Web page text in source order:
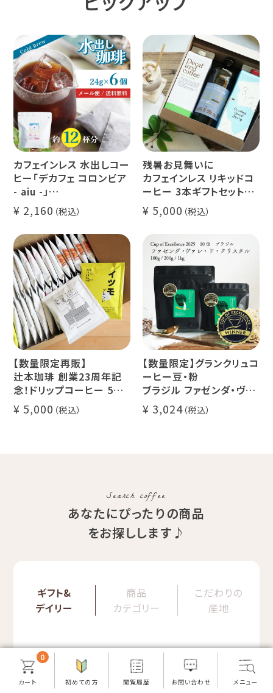
カフェインレス 水出しコー
ヒー「デカフェ コロンビア
- aiu -」
24g×6個（約12杯分）
マウンテンウォータープロ
セス カフェインレスコーヒ
ー豆100%使用 メール便
でお届け
2,160
残暑お見舞いに
カフェインレス リキッドコ
ーヒー 3本ギフトセット
クラッシュド デカフェ ゼリ
ー 1本
デカフェ オレベース【無
糖】1本
デカフェ アイスコーヒー 1
5,000
【数量限定再販】
辻本珈琲 創業23周年記
念！ドリップコーヒー 5種
50杯セット
アニバーサリーブレンド
5,000
【数量限定】グランクリュコ
ーヒー豆・粉
ブラジル ファゼンダ・ヴァ
レ・ド・クリスタル（100g /
200g / 1kg）
3,024
Search coffee
あなたにぴったりの商品
をお探しします♪
ギフト&
デイリー
商品
カテゴリー
こだわりの
産地
ご自分好みの
コーヒーを探す
大切な方へ
贈り物
0